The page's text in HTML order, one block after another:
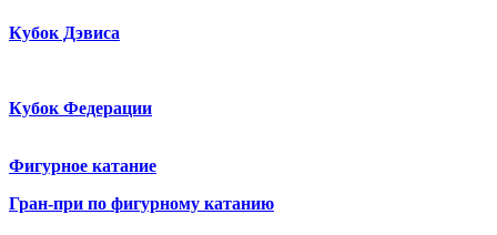
Кубок Дэвиса
Кубок Федерации
Фигурное катание
Гран-при по фигурному катанию